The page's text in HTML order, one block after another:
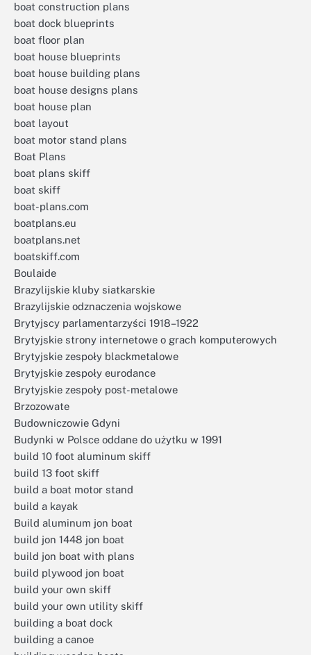
boat construction plans
boat dock blueprints
boat floor plan
boat house blueprints
boat house building plans
boat house designs plans
boat house plan
boat layout
boat motor stand plans
Boat Plans
boat plans skiff
boat skiff
boat-plans.com
boatplans.eu
boatplans.net
boatskiff.com
Boulaide
Brazylijskie kluby siatkarskie
Brazylijskie odznaczenia wojskowe
Brytyjscy parlamentarzyści 1918–1922
Brytyjskie strony internetowe o grach komputerowych
Brytyjskie zespoły blackmetalowe
Brytyjskie zespoły eurodance
Brytyjskie zespoły post-metalowe
Brzozowate
Budowniczowie Gdyni
Budynki w Polsce oddane do użytku w 1991
build 10 foot aluminum skiff
build 13 foot skiff
build a boat motor stand
build a kayak
Build aluminum jon boat
build jon 1448 jon boat
build jon boat with plans
build plywood jon boat
build your own skiff
build your own utility skiff
building a boat dock
building a canoe